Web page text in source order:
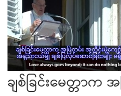
ချစ်ခြင်းမေတ္တာက